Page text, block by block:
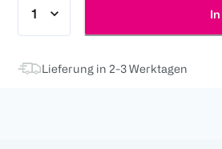
Lieferung in 2-3 Werktagen